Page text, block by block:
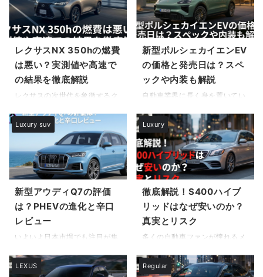
を知ることだけでなく、 ...
たのでしょうか。 この変革期に
...
「ロールスロイス 購入条件」と
検索すると、様々な憶測や都市
伝説が飛び交っており、その情
報の真偽を確かめようとする人
が後を絶ちません。「選ばれた
人間しか買えない」「厳格な身
分審査がある」といった噂は本
当なのでしょうか。 本記事で
り受け継がれてきたロールスロ
イスの歴史を詳しく解説しなが
ら、現代における実際の購入プ
ロセスと審査の実態を紐解いて
い ...
共有しながらも、レクサス独自
のラグジュアリーな仕上がり
と、圧倒的なパワーを誇るV6ツ
インターボエンジンの採用によ
り、唯一無二の存在感を放って
います。「燃費や維持費は現実
的なのか」といった疑問を持つ
方も多いでしょう。 この記事で
公式情報を基に、新型レクサス
GX550の全貌を明らかにしま
す。購入を検討されている方
が、所有後のライフスタイ ...
レクサスNX 350hの燃費
は悪い？実測値や高速で
の結果を徹底解説
レクサスの次世代を象徴するク
気を誇るNX。 その中でも、環
境性能と走りの良さを両立させ
たハイブリッドモデルに関心を
寄せている方は多いはずです。
しかし、カタログスペックが優
秀でも、実際の道路状況や季節
によって数値が大きく異なるこ
とは珍しくありません。 購入を
検討する上で、レクサスNX
350h 燃費の実力がどの程度の
ものなのか、また維持費が家計
は非常に気になるところでしょ
う。 特に、以前の車でディーゼ
新型ポルシェカイエンEV
の価格と発売日は？スペ
ックや内装も解説
自動車業界に長く身を置いてい
という大きな時代の転換点に立
ち会う瞬間があります。今、多
くの熱心なポルシェファンや、
次期愛車としてハイエンドな
SUVを検討している方々が固唾
を呑んで見守っているのは、ブ
ランドの象徴であり稼ぎ頭でも
ある「カイエン」の電動化に関
する詳細情報ではないでしょう
か。 新型ポルシェカイエンEV
の日本発売がいったいいつにな
ペックがどの程度の水準に設定
されるのかといった疑問を持つ
Luxury suv
新型アウディQ7の評価
は？PHEVの進化と辛口
レビュー
いよいよ日本市場でも注目が集
の代名詞。あなたは今、新型ア
ウディQ7について詳しく知りた
Luxury
徹底解説！S400ハイブ
リッドはなぜ安いのか？
真実とリスク
多くの自動車ファンが憧れるメ
の中でも特に手が届きやすい価
格帯で取引されているモデルに
LEXUS Regular